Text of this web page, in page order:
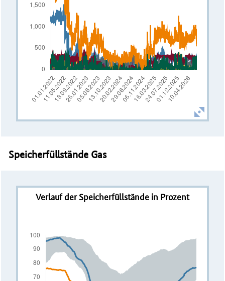
Speicherfüllstände Gas
Verlauf der Speicherfüllstände in Prozent